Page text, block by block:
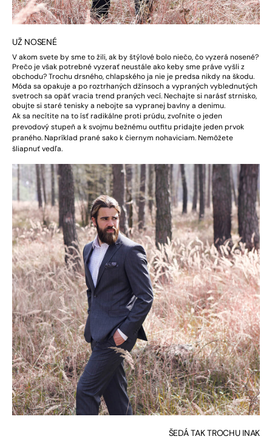
UŽ NOSENÉ
V akom svete by sme to žili, ak by štýlové bolo niečo, čo vyzerá nosené?
Prečo je však potrebné vyzerať neustále ako keby sme práve vyšli z
obchodu? Trochu drsného, chlapského ja nie je predsa nikdy na škodu.
Móda sa opakuje a po roztrhaných džínsoch a vypraných vyblednutých
svetroch sa opäť vracia trend praných vecí. Nechajte si narásť strnisko,
obujte si staré tenisky a nebojte sa vypranej bavlny a denimu.
Ak sa necítite na to ísť radikálne proti prúdu, zvoľnite o jeden
prevodový stupeň a k svojmu bežnému outfitu pridajte jeden prvok
praného. Napríklad prané sako k čiernym nohaviciam. Nemôžete
šliapnuť vedľa.
ŠEDÁ TAK TROCHU INAK